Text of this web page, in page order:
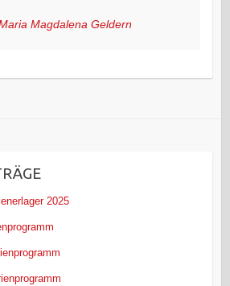
Magdalena Geldern
2025